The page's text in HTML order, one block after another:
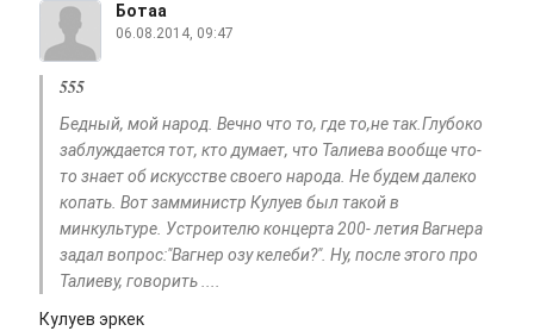
Ботаа
06.08.2014, 09:47
555
Бедный, мой народ. Вечно что то, где то,не так.Глубоко
заблуждается тот, кто думает, что Талиева вообще что-
то знает об искусстве своего народа. Не будем далеко
копать. Вот замминистр Кулуев был такой в
минкультуре. Устроителю концерта 200- летия Вагнера
задал вопрос:"Вагнер озу келеби?". Ну, после этого про
Талиеву, говорить ....
Кулуев эркек